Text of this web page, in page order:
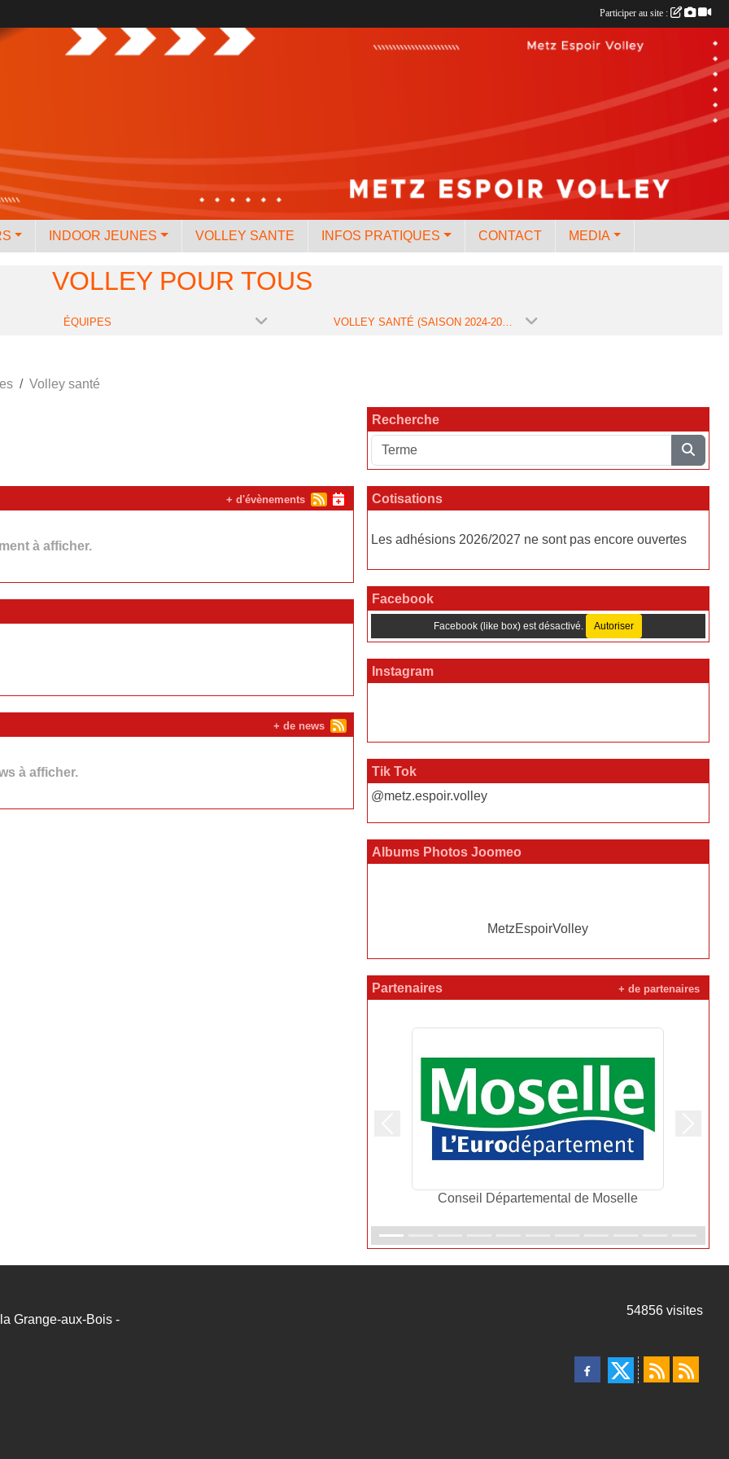
INDOOR JEUNES VOLLEY SANTE INFOS PRATIQUES CONTACT MEDIA
VOLLEY POUR TOUS
ÉQUIPES
Volley santé
à afficher.
+ d'évènements
à afficher.
+ de news
Recherche
Cotisations
Les adhésions 2026/2027 ne sont pas encore ouvertes
Facebook
Facebook (like box) est désactivé. Autoriser
Instagram
Tik Tok
@metz.espoir.volley
Albums Photos Joomeo
MetzEspoirVolley
Partenaires
Conseil Départemental de Moselle
Précedent
+ de partenaires
Grange-aux-Bois -
54856 visites
Participer au site :